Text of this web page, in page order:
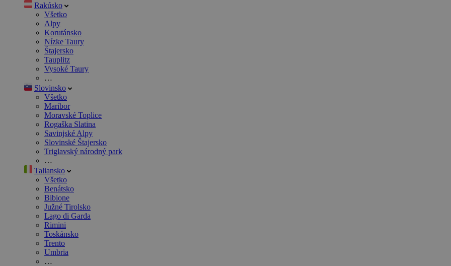
Rakúsko
Všetko
Alpy
Korutánsko
Nízke Taury
Štajersko
Tauplitz
Vysoké Taury
…
Slovinsko
Všetko
Maribor
Moravské Toplice
Rogaška Slatina
Savinjské Alpy
Slovinské Štajersko
Triglavský národný park
…
Taliansko
Všetko
Benátsko
Bibione
Južné Tirolsko
Lago di Garda
Rimini
Toskánsko
Trento
Umbria
…